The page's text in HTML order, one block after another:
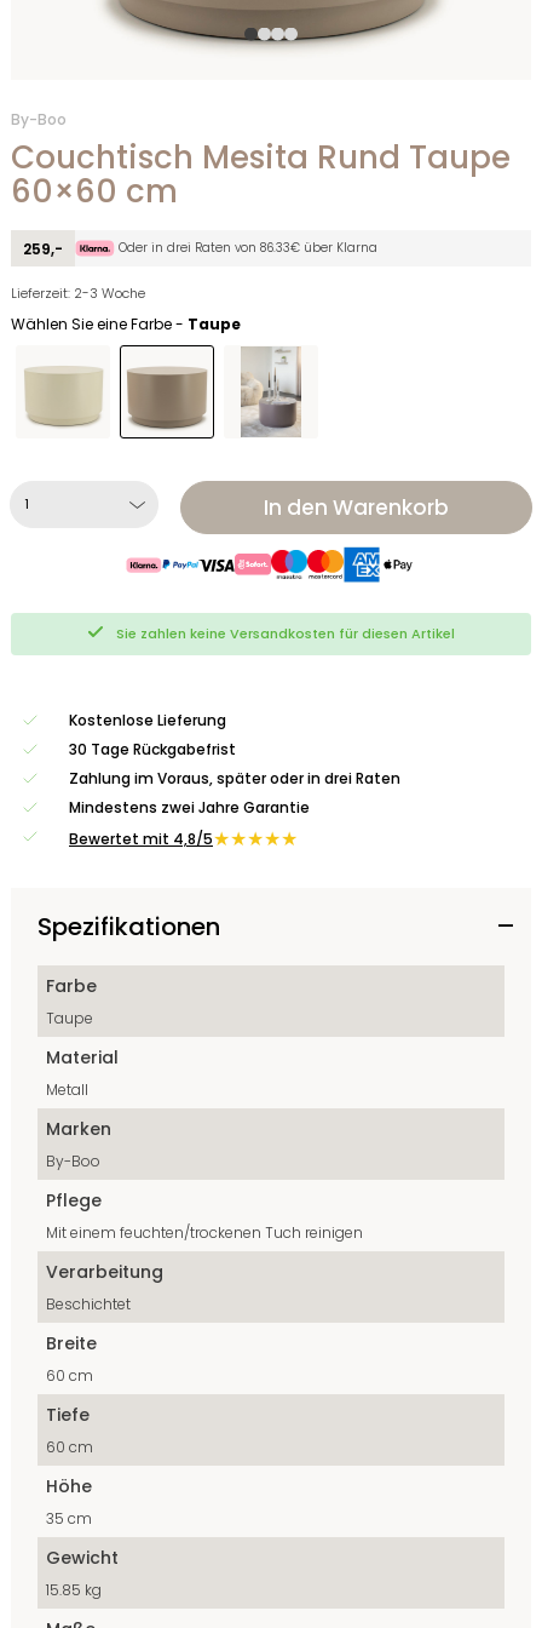
By-Boo
Couchtisch Mesita Rund Taupe
60×60 cm
259,- Oder in drei Raten von 86.33€ über Klarna
Lieferzeit: 2-3 Woche
Wählen Sie eine Farbe - Taupe
In den Warenkorb
Sie zahlen keine Versandkosten für diesen Artikel
Kostenlose Lieferung
30 Tage Rückgabefrist
Zahlung im Voraus, später oder in drei Raten
Mindestens zwei Jahre Garantie
Bewertet mit 4,8/5★★★★★
Spezifikationen
Farbe
Taupe
Material
Metall
Marken
By-Boo
Pflege
Mit einem feuchten/trockenen Tuch reinigen
Verarbeitung
Beschichtet
Breite
60 cm
Tiefe
60 cm
Höhe
35 cm
Gewicht
15.85 kg